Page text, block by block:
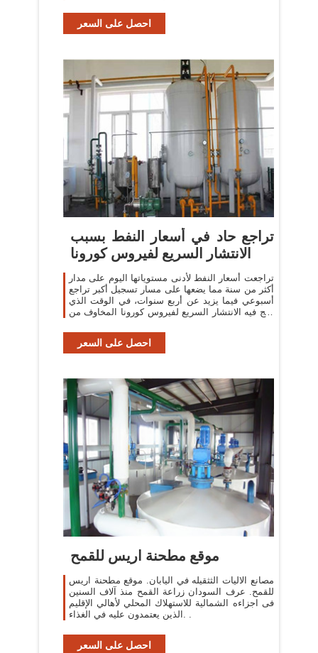
احصل على السعر
تراجع حاد في أسعار النفط بسبب
الانتشار السريع لفيروس كورونا
تراجعت أسعار النفط لأدنى مستوياتها اليوم على مدار
أكثر من سنة مما يضعها على مسار تسجيل أكبر تراجع
أسبوعي فيما يزيد عن أربع سنوات، في الوقت الذي
أجج فيه الانتشار السريع لفيروس كورونا المخاوف من
احصل على السعر
موقع مطحنة اريس للقمح
مصانع الاليات الثثقيله في اليابان. موقع مطحنة اريس
للقمح. عرف السودان زراعة القمح منذ آلاف السنين
فى اجزاءه الشمالية للاستهلاك المحلي لأهالي الإقليم
الذين يعتمدون عليه في الغذاء. .
احصل على السعر